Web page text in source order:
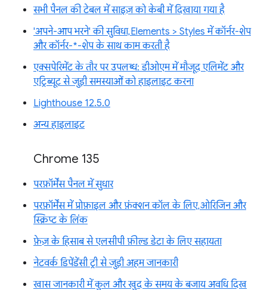
सभी पैनल की टेबल में साइज़ को केबी में दिखाया गया है
'अपने-आप भरने' की सुविधा, Elements > Styles में कॉर्नर-शेप
और कॉर्नर-*-शेप के साथ काम करती है
एक्सपेरिमेंट के तौर पर उपलब्ध: डीओएम में मौजूद एलिमेंट और
एट्रिब्यूट से जुड़ी समस्याओं को हाइलाइट करना
Lighthouse 12.5.0
अन्य हाइलाइट
Chrome 135
परफ़ॉर्मेंस पैनल में सुधार
परफ़ॉर्मेंस में प्रोफ़ाइल और फ़ंक्शन कॉल के लिए, ओरिजिन और
स्क्रिप्ट के लिंक
फ़ेज़ के हिसाब से एलसीपी फ़ील्ड डेटा के लिए सहायता
नेटवर्क डिपेंडेंसी ट्री से जुड़ी अहम जानकारी
खास जानकारी में कुल और खुद के समय के बजाय अवधि दिख